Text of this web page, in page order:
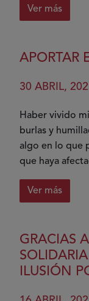
Ver más
sobre
con
APORTAR
30 ABRIL,
Haber vivido
burlas y
algo en lo que
que haya
Ver más
sobre
en
vez
de
GRACIAS
ILUSIÓN